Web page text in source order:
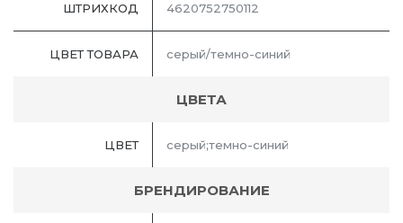
ШТРИХКОД 4620752750112
ЦВЕТ ТОВАРА серый/темно-синий
ЦВЕТА
ЦВЕТ серый;темно-синий
БРЕНДИРОВАНИЕ